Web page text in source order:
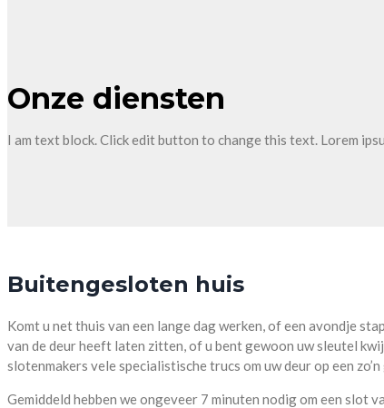
Onze diensten
I am text block. Click edit button to change this text. Lorem
Buitengesloten huis
Komt u net thuis van een lange dag werken, of een avondje
van de deur heeft laten zitten, of u bent gewoon uw sleutel
slotenmakers vele specialistische trucs om uw deur op een
Gemiddeld hebben we ongeveer 7 minuten nodig om een slot